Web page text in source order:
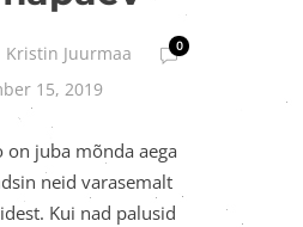
Kristin Juurmaa 0
15, 2019
on juba mõnda aega
neid varasemalt
Kui nad palusid